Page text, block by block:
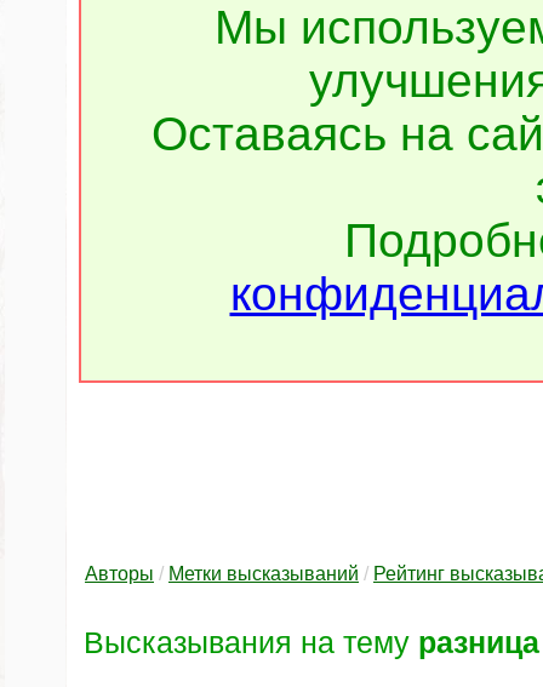
Мы
Оставаясь на
Авторы / Метки высказываний / Рейтинг
Высказывания на тему разница